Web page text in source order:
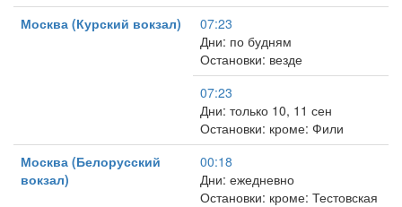
Москва (Курский вокзал)
07:23
Дни: по будням
Остановки: везде
07:23
Дни: только 10, 11 сен
Остановки: кроме: Фили
Москва (Белорусский
вокзал)
00:18
Дни: ежедневно
Остановки: кроме: Тестовская